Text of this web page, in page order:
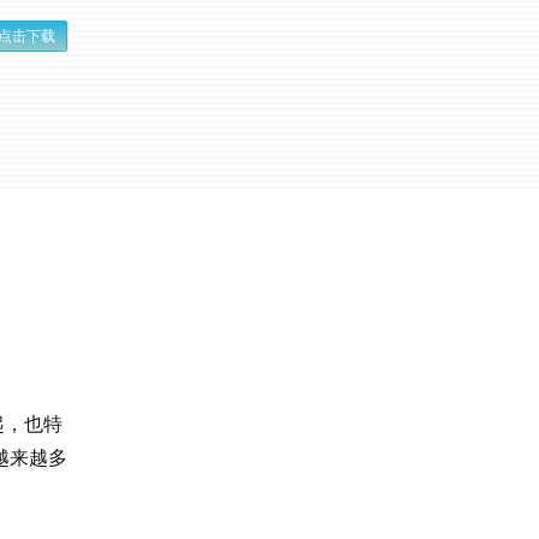
击下载
，也特
来越多